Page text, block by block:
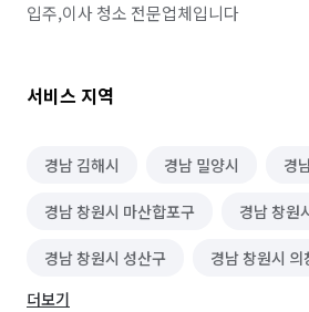
입주,이사 청소 전문업체입니다
서비스 지역
경남 김해시 경남 밀양시 경
경남 창원시 마산합포구 경남 창원
경남 창원시 성산구 경남 창원시 의
경남 창원시 진해구
더보기